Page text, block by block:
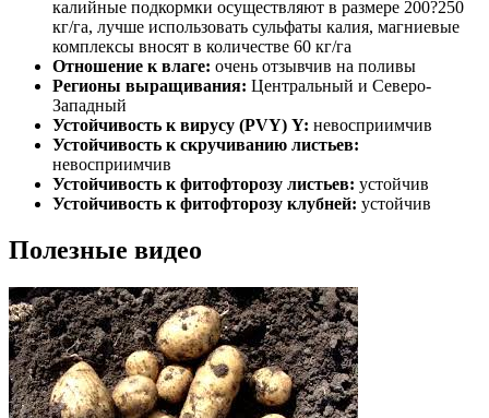
калийные подкормки осуществляют в размере 200?250
кг/га, лучше использовать сульфаты калия, магниевые
комплексы вносят в количестве 60 кг/га
Отношение к влаге: очень отзывчив на поливы
Регионы выращивания: Центральный и Северо-
Западный
Устойчивость к вирусу (PVY) Y: невосприимчив
Устойчивость к скручиванию листьев:
невосприимчив
Устойчивость к фитофторозу листьев: устойчив
Устойчивость к фитофторозу клубней: устойчив
Полезные видео